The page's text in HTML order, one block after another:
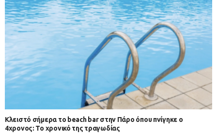
Κλειστό σήμερα το beach bar στην Πάρο όπου πνίγηκε ο
4χρονος: Το χρονικό της τραγωδίας